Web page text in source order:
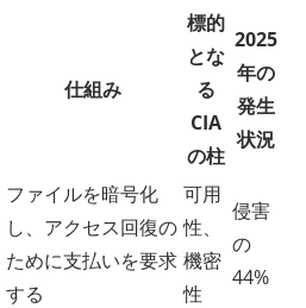
仕組み
標的
とな
る
CIA
の柱
2025
年の
発生
状況
ファイルを暗号化
し、アクセス回復の
ために支払いを要求
する
可用
性、
機密
性
侵害
の
44%